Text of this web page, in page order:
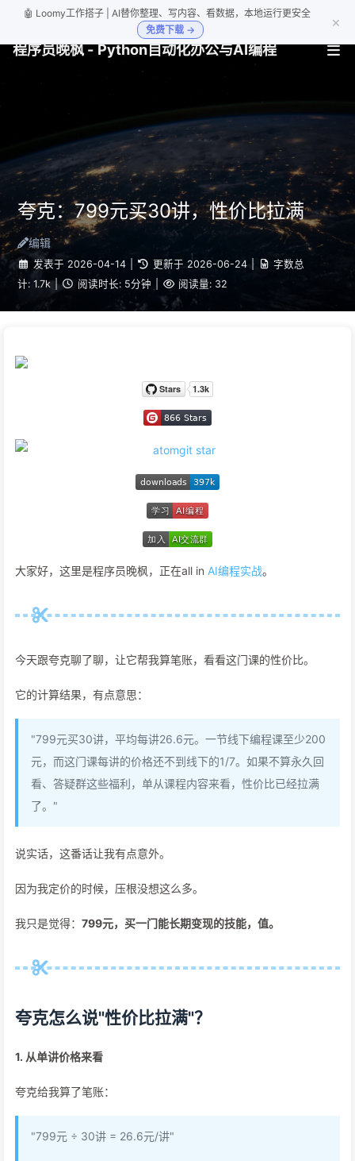
🤖 Loomy工作搭子 | AI替你整理、写内容、看数据，本地运行更安全
免费下载 →
×
程序员晚枫 - Python自动化办公与AI编程
夸克：799元买30讲，性价比拉满
编辑
发表于 2026-04-14 更新于 2026-06-24
字数总
计: 1.7k | 阅读时长: 5分钟 阅读量: 32
大家好，这里是程序员晚枫，正在all in AI编程实战。
今天跟夸克聊了聊，让它帮我算笔账，看看这门课的性价比。
它的计算结果，有点意思：
"799元买30讲，平均每讲26.6元。一节线下编程课至少200
元，而这门课每讲的价格还不到线下的1/7。如果不算永久回
看、答疑群这些福利，单从课程内容来看，性价比已经拉满
了。"
说实话，这番话让我有点意外。
因为我定价的时候，压根没想这么多。
我只是觉得： 799元，买一门能长期变现的技能，值。
夸克怎么说"性价比拉满"？
1. 从单讲价格来看
夸克给我算了笔账：
"799元 ÷ 30讲 = 26.6元/讲"